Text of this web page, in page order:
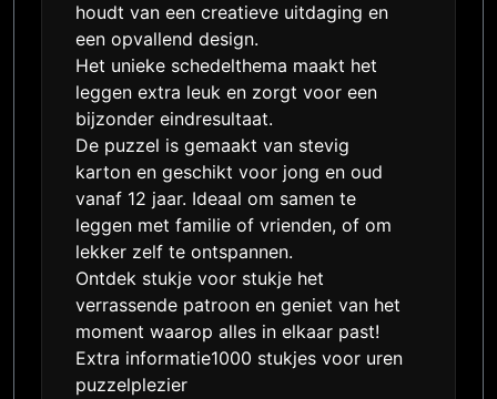
houdt van een creatieve uitdaging en
een opvallend design.
Het unieke schedelthema maakt het
leggen extra leuk en zorgt voor een
bijzonder eindresultaat.
De puzzel is gemaakt van stevig
karton en geschikt voor jong en oud
vanaf 12 jaar. Ideaal om samen te
leggen met familie of vrienden, of om
lekker zelf te ontspannen.
Ontdek stukje voor stukje het
verrassende patroon en geniet van het
moment waarop alles in elkaar past!
Extra informatie1000 stukjes voor uren
puzzelplezier